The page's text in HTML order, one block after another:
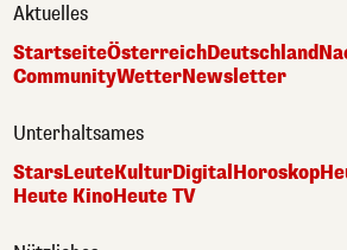
Aktuelles
StartseiteÖsterreichDeutschland
CommunityWetterNewsletter
Unterhaltsames
StarsLeuteKulturDigital Horoskop
Heute KinoHeute TV